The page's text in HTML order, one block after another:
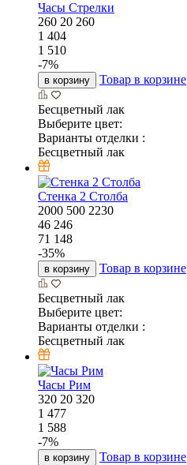
Часы Стрелки
260 20 260
1 404
1 510
-7%
в корзину Товар в корзине
Бесцветный лак
Выберите цвет:
Варианты отделки :
Бесцветный лак
Стенка 2 Столба
2000 500 2230
46 246
71 148
-35%
в корзину Товар в корзине
Бесцветный лак
Выберите цвет:
Варианты отделки :
Бесцветный лак
Часы Рим
320 20 320
1 477
1 588
-7%
в корзину Товар в корзине